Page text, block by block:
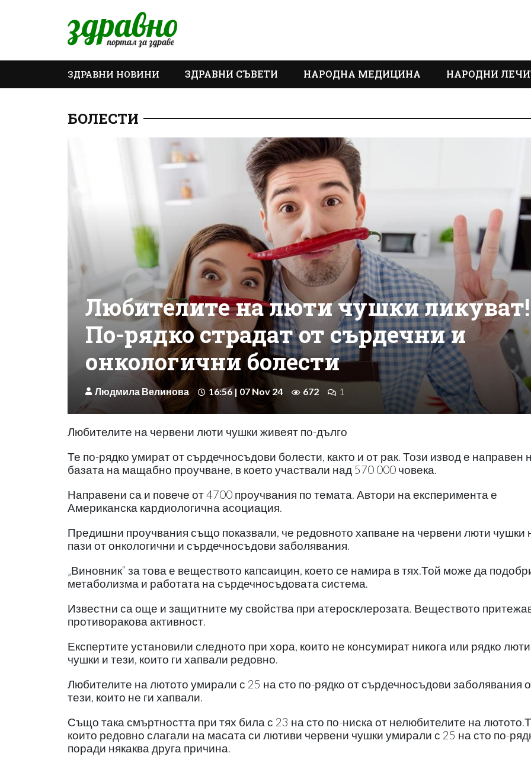
ЗДРАВНИ НОВИНИ ЗДРАВНИ СЪВЕТИ НАРОДНА МЕДИЦИНА НАРОДНИ
БОЛЕСТИ
Любителите на люти чушки ликуват!
По-рядко страдат от сърдечни и
онкологични болести
Людмила Велинова 16:56 | 07 Nov 24 672 1
Любителите на червени люти чушки живеят по-дълго
Те по-рядко умират от сърдечносъдови болести, както и от рак. Този извод е направен
базата на мащабно проучване, в което участвали над 570 000 човека.
Направени са и повече от 4700 проучвания по темата. Автори на експеримента е
Американска кардиологична асоциация.
Предишни проучвания също показвали, че редовното хапване на червени люти чушки
пази от онкологични и сърдечносъдови заболявания.
„Виновник“ за това е веществото капсаицин, което се намира в тях.Той може да
метаболизма и работата на сърдечносъдовата система.
Известни са още и защитните му свойства при атеросклерозата. Веществото
противоракова активност.
Експертите установили следното при хора, които не консумират никога или рядко люти
чушки и тези, които ги хапвали редовно.
Любителите на лютото умирали с 25 на сто по-рядко от сърдечносъдови заболявания
тези, които не ги хапвали.
Също така смъртността при тях била с 23 на сто по-ниска от нелюбителите на
които редовно слагали на масата си лютиви червени чушки умирали с 25 на сто по-
поради някаква друга причина.